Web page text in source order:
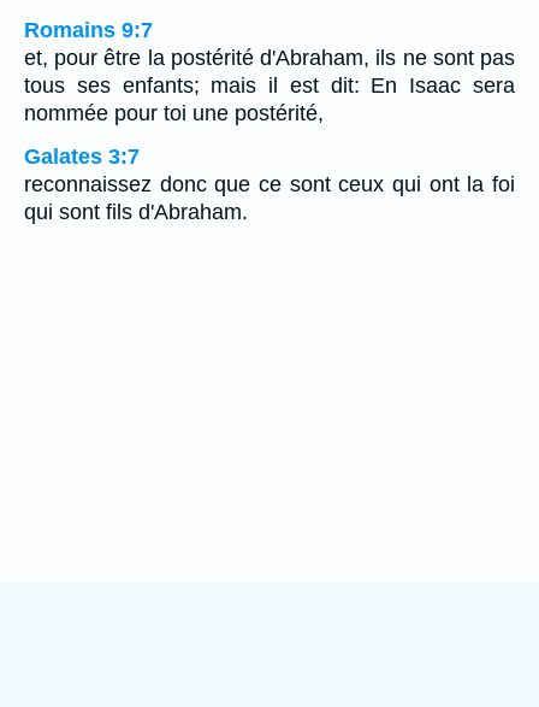
Romains 9:7
et, pour être la postérité d'Abraham, ils ne sont pas
tous ses enfants; mais il est dit: En Isaac sera
nommée pour toi une postérité,
Galates 3:7
reconnaissez donc que ce sont ceux qui ont la foi
qui sont fils d'Abraham.